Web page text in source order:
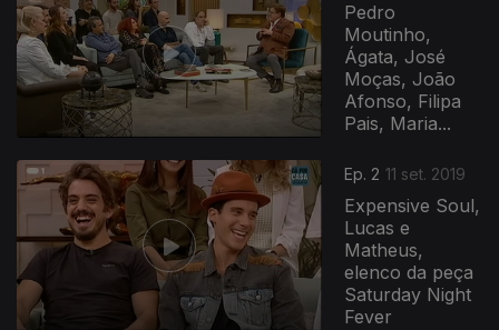
Pedro
Moutinho,
Ágata, José
Moças, João
Afonso, Filipa
Pais, Maria...
Ep. 2 11 set. 2019
Expensive Soul,
Lucas e
Matheus,
elenco da peça
Saturday Night
Fever